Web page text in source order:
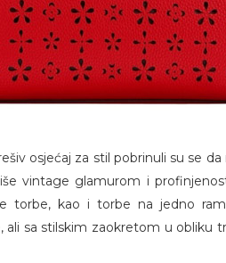
osjećaj za stil pobrinuli su se
vintage glamurom i
torbe, kao i torbe na jedno
sa stilskim zaokretom u obliku